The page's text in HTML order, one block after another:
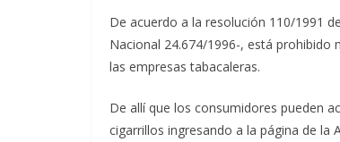
De acuerdo a la resolución 110/1991
Nacional 24.674/1996-, está prohibido
las empresas tabacaleras.
De allí que los consumidores pueden
cigarrillos ingresando a la página de la